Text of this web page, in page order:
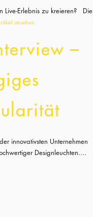
Live-Erlebnis zu kreieren? Die
ansehen
–
innovativsten Unternehmen
Designleuchten....